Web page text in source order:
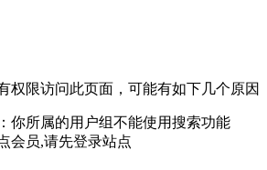
权限访问此页面，可能有如下几个原因
你所属的用户组不能使用搜索功能
会员,请先登录站点